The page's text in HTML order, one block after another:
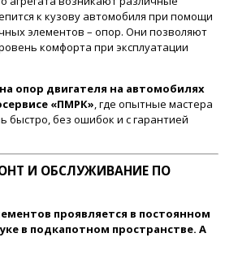
к кузову автомобиля при помощи
элементов – опор. Они позволяют
комфорта при эксплуатации
опор двигателя на автомобилях
«ПМРК», где опытные мастера
быстро, без ошибок и с гарантией
И ОБСЛУЖИВАНИЕ ПО
проявляется в постоянном
в подкапотном пространстве. А